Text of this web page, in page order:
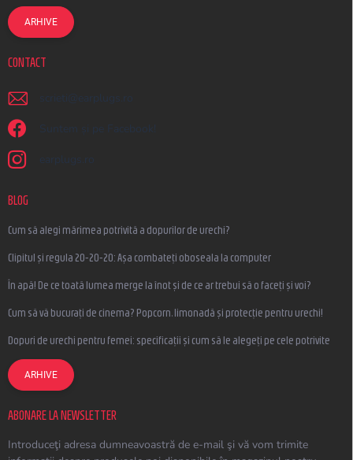
ARHIVE
CONTACT
scrieti @ earplugs.ro
Suntem și pe Facebook!
earplugs.ro
BLOG
Cum să alegi mărimea potrivită a dopurilor de urechi?
Clipitul și regula 20-20-20: Așa combateți oboseala la computer
În apă! De ce toată lumea merge la înot și de ce ar trebui să o faceți și voi?
Cum să vă bucurați de cinema? Popcorn, limonadă și protecție pentru urechi!
Dopuri de urechi pentru femei: specificații și cum să le alegeți pe cele potrivite
ARHIVE
ABONARE LA NEWSLETTER
Introduceţi adresa dumneavoastră de e-mail şi vă vom trimite